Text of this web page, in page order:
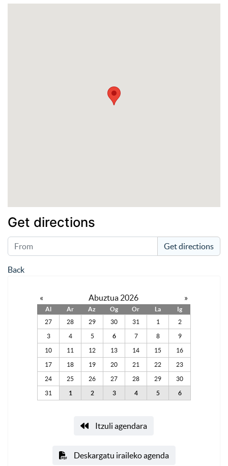
Get directions
Get directions
Back
« Abuztua 2026 »
Al Ar Az Og Or La
Ig
27
28 29 30 31 1 2
3 4 5 6 7 8 9
10 11 12 13 14 15 16
17 18 19 20 21 22 23
24 25 26 27 28 29 30
31 1 2 3 4 5 6
Itzuli agendara
Deskargatu iraileko agenda